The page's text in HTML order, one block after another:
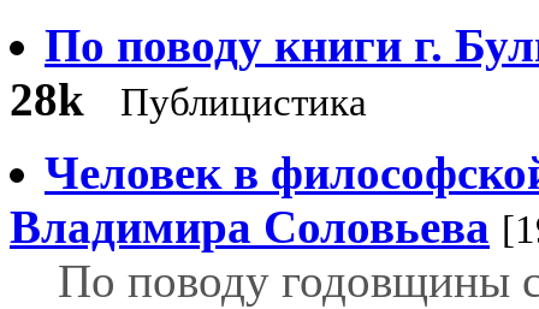
По поводу книги г.
28k
Публицистика
Человек в
Владимира Соловьева
По поводу годовщины